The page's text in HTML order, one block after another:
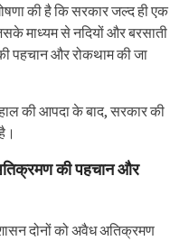
की है कि सरकार जल्द ही एक
माध्यम से नदियों और बरसाती
पहचान और रोकथाम की जा
की आपदा के बाद, सरकार की
की पहचान और
दोनों को अवैध अतिक्रमण